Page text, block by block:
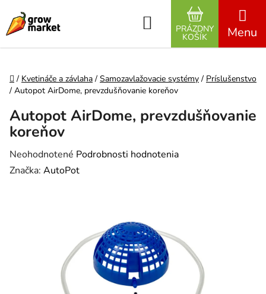
Hľadať
NÁKUPNÝ
PRÁZDNY
KOŠÍK
Domov
/ Kvetináče a závlaha / Samozavlažovacie systémy / Príslušenstvo
/ Autopot AirDome, prevzdušňovanie koreňov
Autopot AirDome, prevzdušňovanie
koreňov
Priemerné hodnotenie produktu je 0,0 z 5 hviezdičiek.
Neohodnotené Podrobnosti hodnotenia
Značka: AutoPot